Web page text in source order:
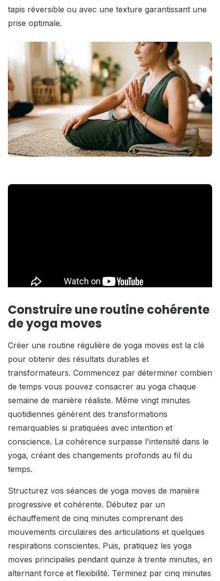
tapis réversible ou avec une texture garantissant une
prise optimale.
Construire une routine cohérente
de yoga moves
Créer une routine régulière de yoga moves est la clé
pour obtenir des résultats durables et
transformateurs. Commencez par déterminer combien
de temps vous pouvez consacrer au yoga chaque
semaine de manière réaliste. Même vingt minutes
quotidiennes génèrent des transformations
remarquables si pratiquées avec intention et
conscience. La cohérence surpasse l'intensité dans le
yoga, créant des changements profonds au fil du
temps.
Structurez vos séances de yoga moves de manière
progressive et cohérente. Débutez par un
échauffement de cinq minutes comprenant des
mouvements circulaires des articulations et quelques
respirations conscientes. Puis, pratiquez les yoga
moves principales pendant quinze à trente minutes, en
alternant force et flexibilité. Terminez par cinq minutes